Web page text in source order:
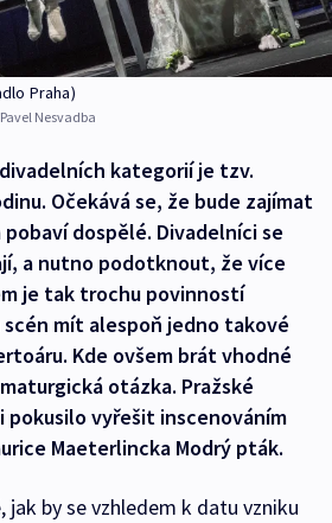
Praha)
Nesvadba
kategorií je tzv.
Očekává se, že bude zajímat
dospělé. Divadelníci se
a nutno podotknout, že více
je tak trochu povinností
mít alespoň jedno takové
Kde ovšem brát vhodné
otázka. Pražské
pokusilo vyřešit inscenováním
Maeterlincka Modrý pták.
jak by se vzhledem k datu vzniku